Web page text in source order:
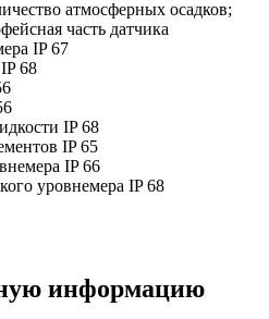
атмосферных осадков;
часть датчика
IP 67
68
IP 68
IP 65
IP 66
уровнемера IP 68
информацию